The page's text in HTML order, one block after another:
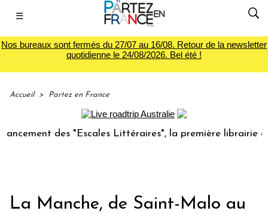
☰
Nos bureaux sont fermés du 27/07 au 16/08. Retour de la newsletter
quotidienne le 24/08/2026. Bel été !
Accueil > Partez en France
des "Escales Littéraires", la première librairie du
La Manche, de Saint-Malo au